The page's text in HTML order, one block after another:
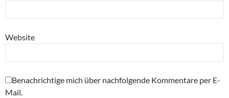
Website
Benachrichtige mich über nachfolgende Kommentare per E-
Mail.